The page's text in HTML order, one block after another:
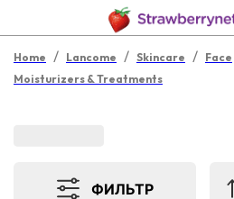
Home / Lancome / Skincare / Face
Moisturizers & Treatments
ФИЛЬТР